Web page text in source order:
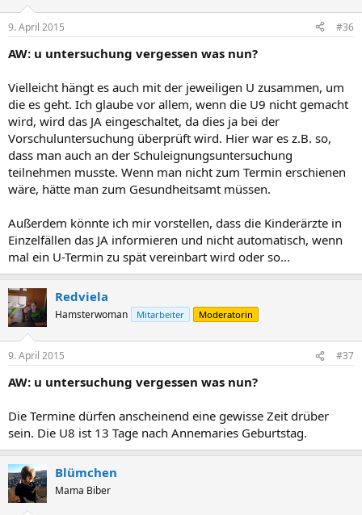
9. April 2015 #36
AW: u untersuchung vergessen was nun?
Vielleicht hängt es auch mit der jeweiligen U zusammen, um
die es geht. Ich glaube vor allem, wenn die U9 nicht gemacht
wird, wird das JA eingeschaltet, da dies ja bei der
Vorschuluntersuchung überprüft wird. Hier war es z.B. so,
dass man auch an der Schuleignungsuntersuchung
teilnehmen musste. Wenn man nicht zum Termin erschienen
wäre, hätte man zum Gesundheitsamt müssen.
Außerdem könnte ich mir vorstellen, dass die Kinderärzte in
Einzelfällen das JA informieren und nicht automatisch, wenn
mal ein U-Termin zu spät vereinbart wird oder so...
Redviela
Hamsterwoman Mitarbeiter Moderatorin
9. April 2015 #37
AW: u untersuchung vergessen was nun?
Die Termine dürfen anscheinend eine gewisse Zeit drüber
sein. Die U8 ist 13 Tage nach Annemaries Geburtstag.
Blümchen
Mama Biber